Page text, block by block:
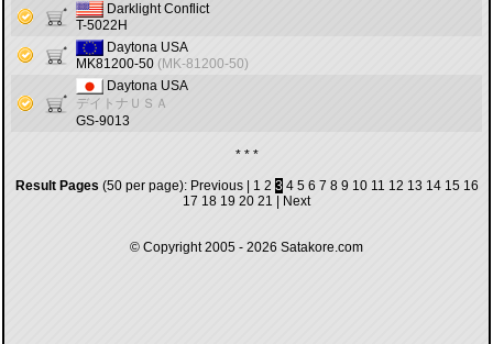
Darklight Conflict
T-5022H
Daytona USA
MK81200-50 (MK-81200-50)
Daytona USA
デイトナＵＳＡ
GS-9013
* * *
Result Pages (50 per page): Previous| 1 2 3 4 5 6 7 8 9 10 11 12 13 14 15 16
17 18 19 20 21 Next
© Copyright 2005 - 2026 Satakore.com